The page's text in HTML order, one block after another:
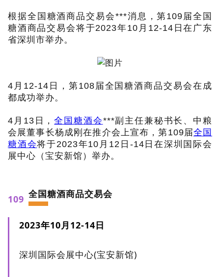
根据全国 糖酒商品交易会***消息，第109届全国
糖酒商品交易会将于2023年10月12-14日在广东
省深圳市举办。
4月12-14日，第108届全国糖酒商品交易会在成
都成功举办。
4月13日，全国糖酒会***副主任兼秘书长、中粮
会展董事长杨成刚在推介会上宣布，第109届全国
糖酒会将于2023年10月12日-14日在深圳国际会
展中心（宝安新馆）举办。
109 全国糖酒商品交易会
2023年10月12-14日
深圳国际会展中心(宝安新馆)